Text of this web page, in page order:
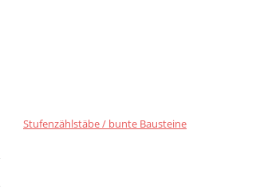
Stufenzählstäbe / bunte Bausteine